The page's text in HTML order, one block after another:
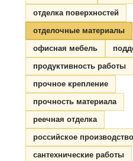
отделка поверхностей
отделочные материалы
офисная мебель
продуктивность работы
прочное крепление
прочность материала
реечная отделка
российское производство
сантехнические работы